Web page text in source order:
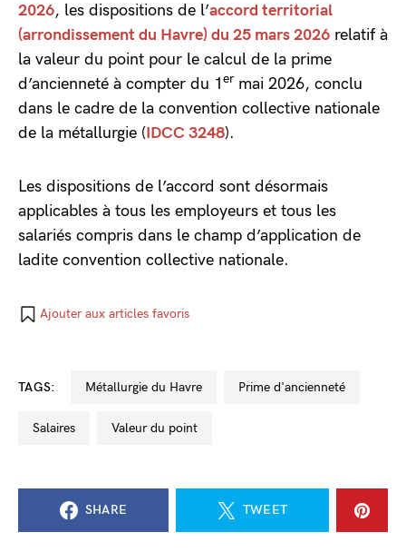
2026, les dispositions de l’accord territorial
(arrondissement du Havre) du 25 mars 2026 relatif à
la valeur du point pour le calcul de la prime
d’ancienneté à compter du 1 er mai 2026, conclu
dans le cadre de la convention collective nationale
de la métallurgie (IDCC 3248).
Les dispositions de l’accord sont désormais
applicables à tous les employeurs et tous les
salariés compris dans le champ d’application de
ladite convention collective nationale.
Ajouter aux articles favoris
TAGS: métallurgie du Havre prime d'ancienneté
salaires valeur du point
SHARE TWEET